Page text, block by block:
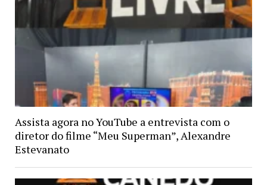
Assista agora no YouTube a entrevista com o
diretor do filme “Meu Superman”, Alexandre
Estevanato